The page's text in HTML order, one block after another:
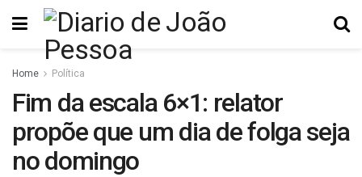
Home Política
Fim da escala 6×1: relator
propõe que um dia de folga seja
no domingo